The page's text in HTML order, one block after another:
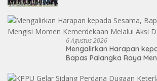
6 Agustus 2026
Mengalirkan Harapan
Bapas Palangka Raya